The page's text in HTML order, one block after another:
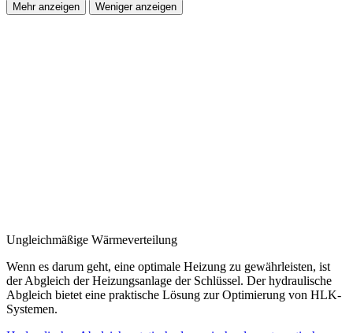
Mehr anzeigen Weniger anzeigen
Ungleichmäßige Wärmeverteilung
Wenn es darum geht, eine optimale Heizung zu gewährleisten, ist
der Abgleich der Heizungsanlage der Schlüssel. Der hydraulische
Abgleich bietet eine praktische Lösung zur Optimierung von HLK-
Systemen.